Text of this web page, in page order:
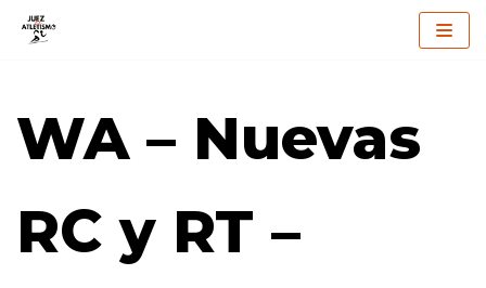
contenido
WA – Nuevas
RC y RT –